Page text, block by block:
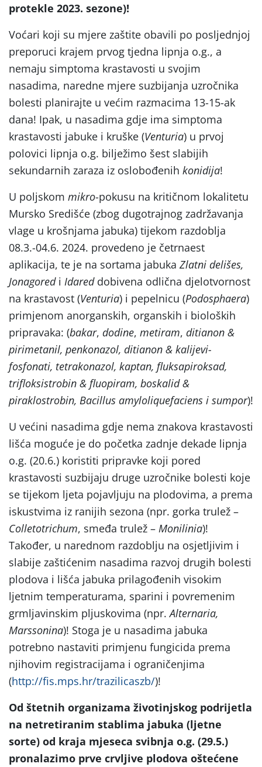
protekle 2023. sezone)!
Voćari koji su mjere zaštite obavili po posljednjoj
preporuci krajem prvog tjedna lipnja o.g., a
nemaju simptoma krastavosti u svojim
nasadima, naredne mjere suzbijanja uzročnika
bolesti planirajte u većim razmacima 13-15-ak
dana! Ipak, u nasadima gdje ima simptoma
krastavosti jabuke i kruške (Venturia) u prvoj
polovici lipnja o.g. bilježimo šest slabijih
sekundarnih zaraza iz oslobođenih konidija!
U poljskom mikro-pokusu na kritičnom lokalitetu
Mursko Središće (zbog dugotrajnog zadržavanja
vlage u krošnjama jabuka) tijekom razdoblja
08.3.-04.6. 2024. provedeno je četrnaest
aplikacija, te je na sortama jabuka Zlatni delišes,
Jonagoredi Idareddobivena odlična djelotvornost
na krastavost (Venturia) i pepelnicu (Podosphaera)
primjenom anorganskih, organskih i bioloških
pripravaka: (bakar, dodine, metiram, ditianon &
pirimetanil, penkonazol, ditianon & kalijevi-
fosfonati, tetrakonazol, kaptan, fluksapiroksad,
trifloksistrobin & fluopiram, boskalid &
piraklostrobin, Bacillus amyloliquefaciens i sumpor)!
U većini nasadima gdje nema znakova krastavosti
lišća moguće je do početka zadnje dekade lipnja
o.g. (20.6.) koristiti pripravke koji pored
krastavosti suzbijaju druge uzročnike bolesti koje
se tijekom ljeta pojavljuju na plodovima, a prema
iskustvima iz ranijih sezona (npr. gorka trulež –
Colletotrichum, smeđa trulež – Monilinia)!
Također, u narednom razdoblju na osjetljivim i
slabije zaštićenim nasadima razvoj drugih bolesti
plodova i lišća jabuka prilagođenih visokim
ljetnim temperaturama, sparini i povremenim
grmljavinskim pljuskovima (npr.Alternaria,
Marssonina)! Stoga je u nasadima jabuka
potrebno nastaviti primjenu fungicida prema
njihovim registracijama i ograničenjima
(http://fis.mps.hr/trazilicaszb/)!
Od štetnih organizama životinjskog podrijetla
na netretiranim stablima jabuka (ljetne
sorte) od kraja mjeseca svibnja o.g. (29.5.)
pronalazimo prve crvljive plodova oštećene